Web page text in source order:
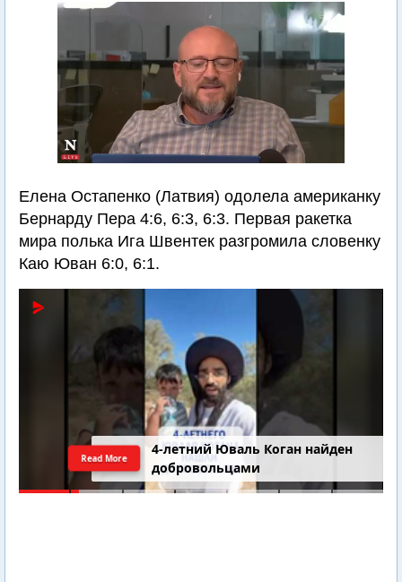
Елена Остапенко (Латвия) одолела американку
Бернарду Пера 4:6, 6:3, 6:3. Первая ракетка
мира полька Ига Швентек разгромила словенку
Каю Юван 6:0, 6:1.
4-летний Юваль Коган найден
добровольцами
Read More